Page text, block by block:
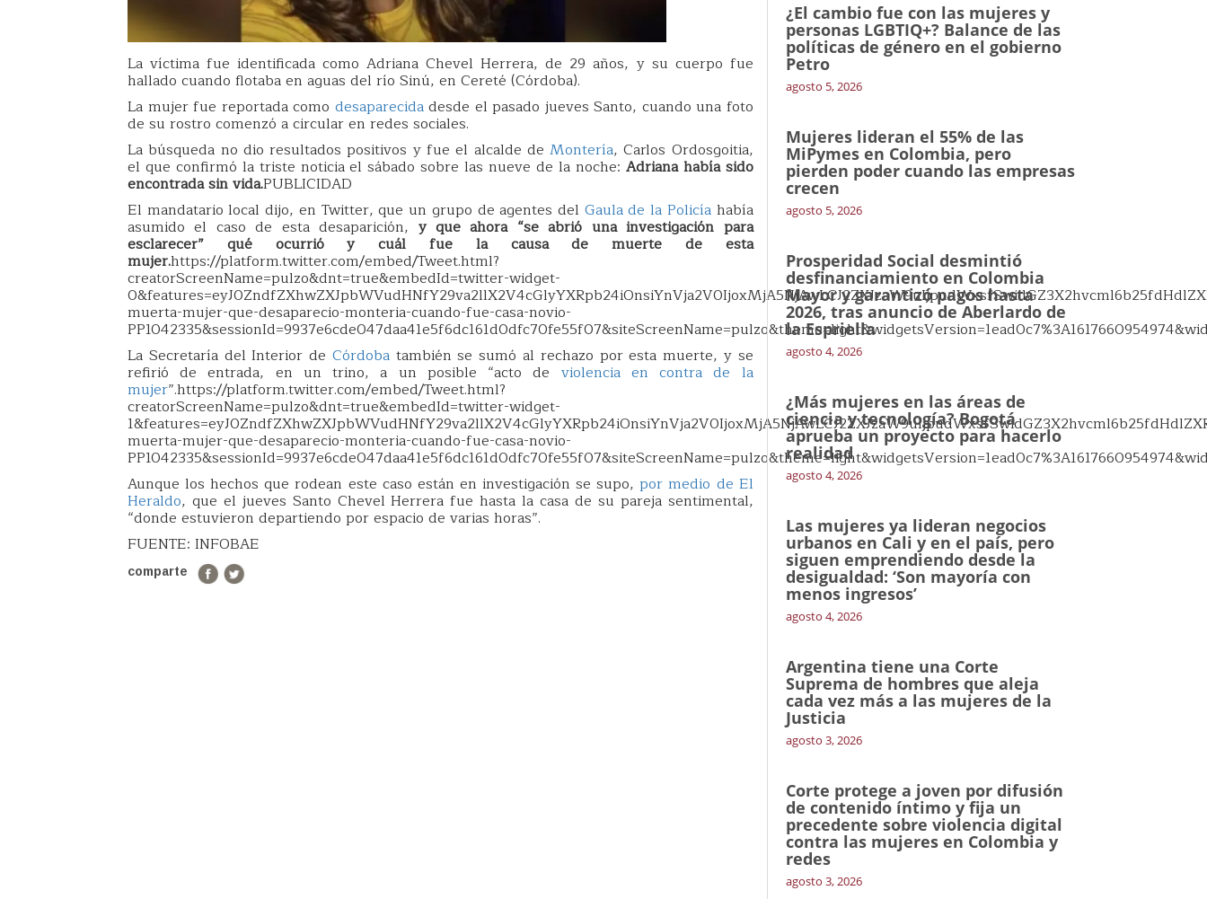
La víctima fue identificada como Adriana Chevel Herrera, de 29 años, y su cuerpo fue
hallado cuando flotaba en aguas del río Sinú, en Cereté (Córdoba).
La mujer fue reportada como desaparecidadesde el pasado jueves Santo, cuando una foto
de su rostro comenzó a circular en redes sociales.
La búsqueda no dio resultados positivos y fue el alcalde deMontería, Carlos Ordosgoitia,
el que confirmó la triste noticia el sábado sobre las nueve de la noche: Adriana había sido
encontrada sin vida.PUBLICIDAD
El mandatario local dijo, en Twitter, que un grupo de agentes del Gaula de la Policíahabía
asumido el caso de esta desaparición, y que ahora “se abrió una investigación para
esclarecer” qué ocurrió y cuál fue la causa de muerte de esta
mujer.https://platform.twitter.com/embed/Tweet.html?
creatorScreenName=pulzo&dnt=true&embedId=twitter-widget-
muerta-mujer-que-desaparecio-monteria-cuando-fue-casa-novio-
La Secretaría del Interior de Córdobatambién se sumó al rechazo por esta muerte, y se
refirió de entrada, en un trino, a un posible “acto de violencia en contra de la
mujer”.https://platform.twitter.com/embed/Tweet.html?
creatorScreenName=pulzo&dnt=true&embedId=twitter-widget-
muerta-mujer-que-desaparecio-monteria-cuando-fue-casa-novio-
Aunque los hechos que rodean este caso están en investigación se supo,por medio de El
Heraldo, que el jueves Santo Chevel Herrera fue hasta la casa de su pareja sentimental,
“donde estuvieron departiendo por espacio de varias horas”.
FUENTE: INFOBAE
comparte
¿El cambio fue con las mujeres y
personas LGBTIQ+? Balance de las
políticas de género en el gobierno
Petro
agosto 5, 2026
Mujeres lideran el 55% de las
MiPymes en Colombia, pero
pierden poder cuando las empresas
crecen
agosto 5, 2026
Prosperidad Social desmintió
desfinanciamiento en Colombia
Mayor y garantizó pagos hasta
2026, tras anuncio de Aberlardo de
la Espriella
agosto 4, 2026
¿Más mujeres en las áreas de
ciencia y tecnología? Bogotá
aprueba un proyecto para hacerlo
realidad
agosto 4, 2026
Las mujeres ya lideran negocios
urbanos en Cali y en el país, pero
siguen emprendiendo desde la
desigualdad: ‘Son mayoría con
menos ingresos’
agosto 4, 2026
Argentina tiene una Corte
Suprema de hombres que aleja
cada vez más a las mujeres de la
Justicia
agosto 3, 2026
Corte protege a joven por difusión
de contenido íntimo y fija un
precedente sobre violencia digital
contra las mujeres en Colombia y
redes
agosto 3, 2026